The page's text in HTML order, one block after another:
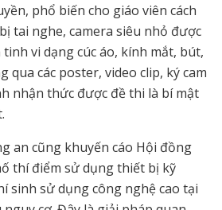
phổ biến cho giáo viên cách
tai nghe, camera siêu nhỏ được
vi dạng cúc áo, kính mắt, bút,
qua các poster, video clip, ký cam
nhận thức được đề thi là bí mật
an cũng khuyến cáo Hội đồng
thí điểm sử dụng thiết bị kỹ
sinh sử dụng công nghệ cao tại